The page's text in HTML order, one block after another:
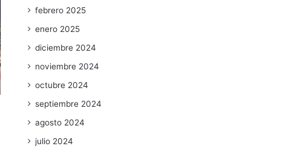
febrero 2025
enero 2025
diciembre 2024
noviembre 2024
octubre 2024
septiembre 2024
agosto 2024
julio 2024